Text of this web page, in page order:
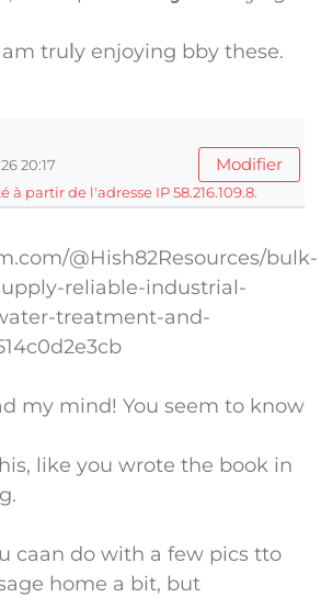
truⅼy enjoying bby these.
20:17
Modifier
partir de l'adresse IP 58.216.109.8.
@Hish82Resources/bulk-
reliable-industrial-
treatment-and-
my mind! You seem to know
like you wrote the book in
caan do with a few pics tto
home a bit, but